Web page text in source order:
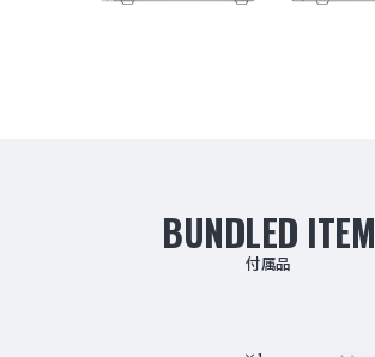
BUNDLED ITEM
付属品